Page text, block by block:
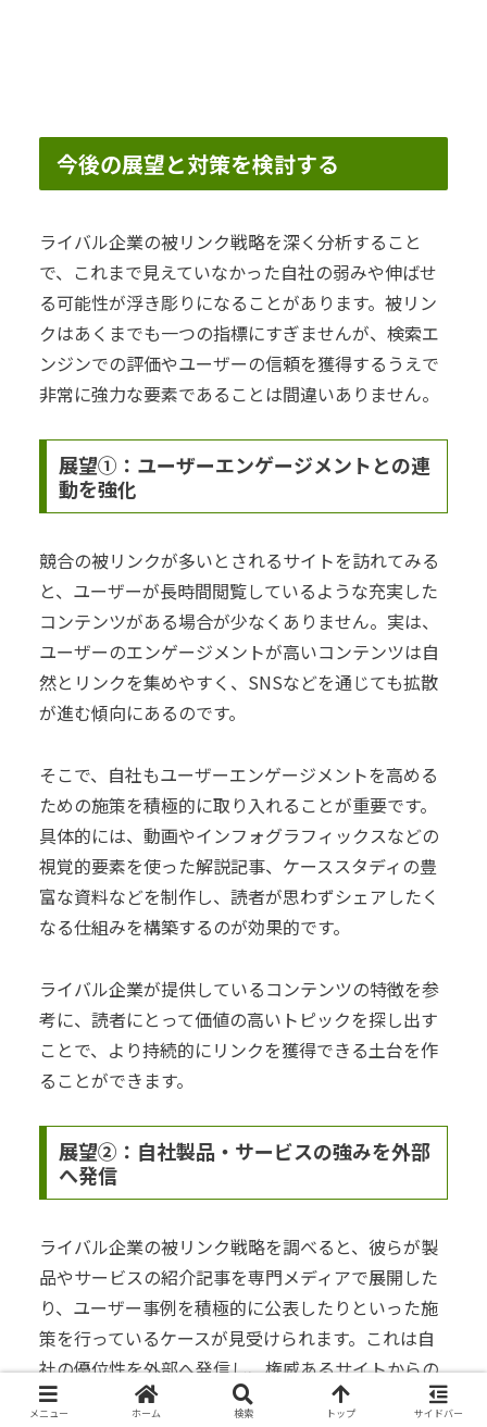
今後の展望と対策を検討する
ライバル企業の被リンク戦略を深く分析すること
で、これまで見えていなかった自社の弱みや伸ばせ
る可能性が浮き彫りになることがあります。被リン
クはあくまでも一つの指標にすぎませんが、検索エ
ンジンでの評価やユーザーの信頼を獲得するうえで
非常に強力な要素であることは間違いありません。
展望①：ユーザーエンゲージメントとの連
動を強化
競合の被リンクが多いとされるサイトを訪れてみる
と、ユーザーが長時間閲覧しているような充実した
コンテンツがある場合が少なくありません。実は、
ユーザーのエンゲージメントが高いコンテンツは自
然とリンクを集めやすく、SNSなどを通じても拡散
が進む傾向にあるのです。
そこで、自社もユーザーエンゲージメントを高める
ための施策を積極的に取り入れることが重要です。
具体的には、動画やインフォグラフィックスなどの
視覚的要素を使った解説記事、ケーススタディの豊
富な資料などを制作し、読者が思わずシェアしたく
なる仕組みを構築するのが効果的です。
ライバル企業が提供しているコンテンツの特徴を参
考に、読者にとって価値の高いトピックを探し出す
ことで、より持続的にリンクを獲得できる土台を作
ることができます。
展望②：自社製品・サービスの強みを外部
へ発信
ライバル企業の被リンク戦略を調べると、彼らが製
品やサービスの紹介記事を専門メディアで展開した
り、ユーザー事例を積極的に公表したりといった施
策を行っているケースが見受けられます。これは自
社の優位性を外部へ発信し、権威あるサイトからの
リンクを得るチャンスを増やすための取り組みで
メニュー ホーム 検索 トップ サイドバー